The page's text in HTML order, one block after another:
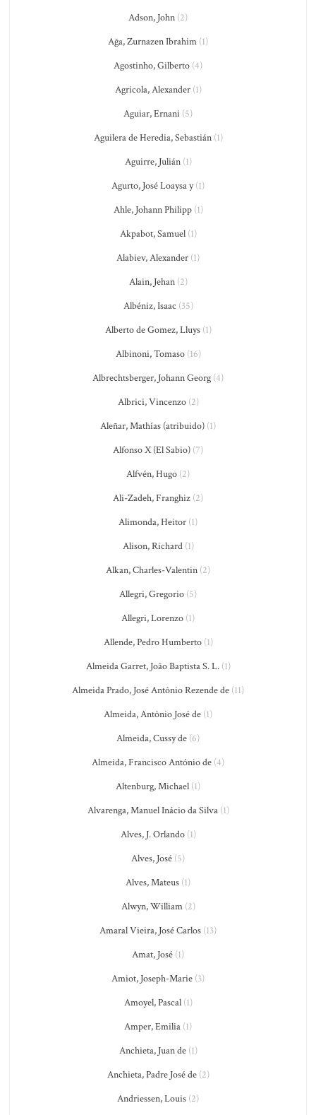
Adson, John (2)
Ağa, Zurnazen Ibrahim (1)
Agostinho, Gilberto (4)
Agricola, Alexander(1)
Aguiar, Ernani (5)
Aguilera de Heredia, Sebastián(1)
Aguirre, Julián(1)
Agurto, José Loaysa y(1)
Ahle, Johann Philipp(1)
Akpabot, Samuel(1)
Alabiev, Alexander (1)
Alain, Jehan(2)
Albéniz, Isaac (35)
Alberto de Gomez, Lluys(1)
Albinoni, Tomaso(16)
Albrechtsberger, Johann Georg (4)
Albrici, Vincenzo(2)
Aleñar, Mathías (atribuido) (1)
Alfonso X (El Sabio) (7)
Alfvén, Hugo (2)
Ali-Zadeh, Franghiz (2)
Alimonda, Heitor (1)
Alison, Richard(1)
Alkan, Charles-Valentin (2)
Allegri, Gregorio (5)
Allegri, Lorenzo (1)
Allende, Pedro Humberto(1)
Almeida Garret, João Baptista S. L.(1)
Almeida Prado, José Antônio Rezende de (11)
Almeida, Antônio José de (1)
Almeida, Cussy de (6)
Almeida, Francisco António de (4)
Altenburg, Michael (1)
Alvarenga, Manuel Inácio da Silva(1)
Alves, J. Orlando(1)
Alves, José (5)
Alves, Mateus (1)
Alwyn, William(2)
Amaral Vieira, José Carlos (13)
Amat, José (1)
Amiot, Joseph-Marie (3)
Amoyel, Pascal(1)
Amper, Emilia (1)
Anchieta, Juan de(1)
Anchieta, Padre José de(2)
Andriessen, Louis (2)